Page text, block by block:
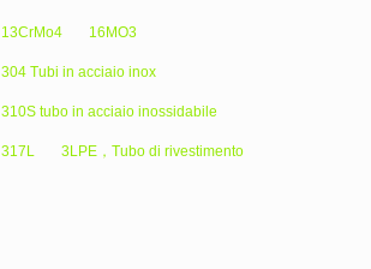
13CrMo4 16MO3
304 Tubi in acciaio inox
310S tubo in acciaio inossidabile
317L 3LPE，Tubo di rivestimento